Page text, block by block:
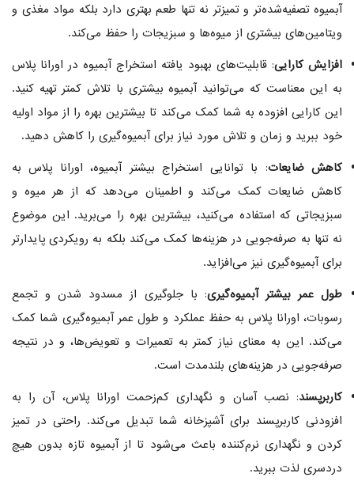
آبمیوه تصفیه‌شده‌تر و تمیزتر نه تنها طعم بهتری دارد بلکه مواد مغذی و
ویتامین‌های بیشتری از میوه‌ها و سبزیجات را حفظ می‌کند.
افزایش کارایی: قابلیت‌های بهبود یافته استخراج آبمیوه در اورانا پلاس
به این معناست که می‌توانید آبمیوه بیشتری با تلاش کمتر تهیه کنید.
این کارایی افزوده به شما کمک می‌کند تا بیشترین بهره را از مواد اولیه
خود ببرید و زمان و تلاش مورد نیاز برای آبمیوه‌گیری را کاهش دهید.
کاهش ضایعات: با توانایی استخراج بیشتر آبمیوه، اورانا پلاس به
کاهش ضایعات کمک می‌کند و اطمینان می‌دهد که از هر میوه و
سبزیجاتی که استفاده می‌کنید، بیشترین بهره را می‌برید. این موضوع
نه تنها به صرفه‌جویی در هزینه‌ها کمک می‌کند بلکه به رویکردی پایدارتر
برای آبمیوه‌گیری نیز می‌افزاید.
طول عمر بیشتر آبمیوه‌گیری: با جلوگیری از مسدود شدن و تجمع
رسوبات، اورانا پلاس به حفظ عملکرد و طول عمر آبمیوه‌گیری شما کمک
می‌کند. این به معنای نیاز کمتر به تعمیرات و تعویض‌ها، و در نتیجه
صرفه‌جویی در هزینه‌های بلندمدت است.
کاربرپسند: نصب آسان و نگهداری کم‌زحمت اورانا پلاس، آن را به
افزودنی کاربرپسند برای آشپزخانه شما تبدیل می‌کند. راحتی در تمیز
کردن و نگهداری نرم‌کننده باعث می‌شود تا از آبمیوه تازه بدون هیچ
دردسری لذت ببرید.